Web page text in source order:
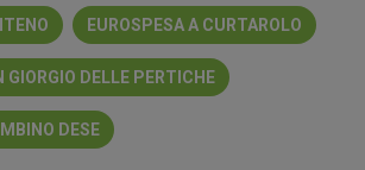
EUROSPESA A CURTAROLO
GIORGIO DELLE PERTICHE
DESE